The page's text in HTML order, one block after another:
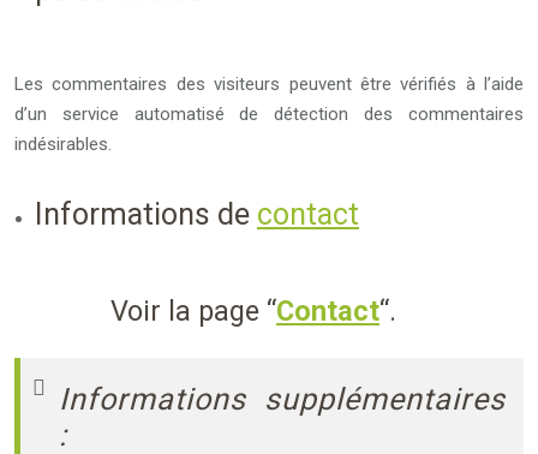
Les commentaires des visiteurs peuvent être vérifiés à l’aide
d’un service automatisé de détection des commentaires
indésirables.
Informations de contact
Voir la page “Contact“.
Informations supplémentaires
: